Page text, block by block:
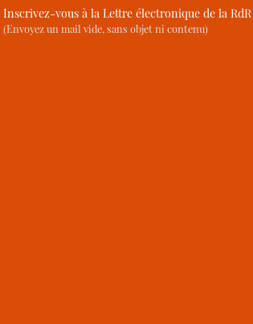
Inscrivez-vous à la Lettre électronique de la RdR
(Envoyez un mail vide, sans objet ni contenu)